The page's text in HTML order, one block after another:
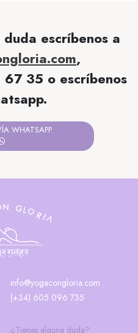
escríbenos a
,
35 o escríbenos
WHATSAPP
info@yogacongloria.com
(+34) 605 096 735
¿Tienes alguna duda?